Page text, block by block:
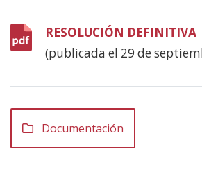
RESOLUCIÓN DEFINITIVA
(publicada el 29 de
Documentación